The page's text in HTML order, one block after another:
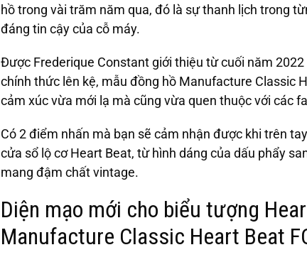
hồ trong vài trăm năm qua, đó là sự thanh lịch trong
đáng tin cậy của cỗ máy.
Được Frederique Constant giới thiệu từ cuối năm
chính thức lên kệ, mẫu đồng hồ Manufacture Classic
cảm xúc vừa mới lạ mà cũng vừa quen thuộc với các
Có 2 điểm nhấn mà bạn sẽ cảm nhận được khi trên
cửa sổ lộ cơ Heart Beat, từ hình dáng của dấu phẩy
mang đậm chất vintage.
Diện mạo mới cho biểu tượng
Manufacture Classic Heart Beat